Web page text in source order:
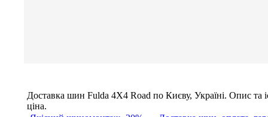
Доставка шин Fulda 4X4 Road по Києву, Україні. Опис та
ціна.